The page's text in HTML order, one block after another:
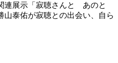
連展示「寂聴さんと あのと
泰佑が寂聴との出会い、自ら